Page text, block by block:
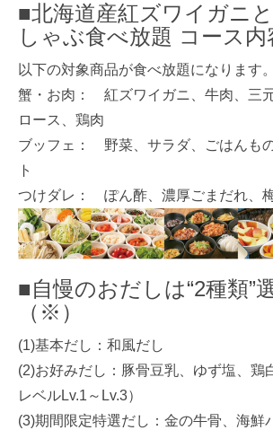
■北海道産紅ズワイガニ
しゃぶ食べ放題 コース内
以下の対象商品が食べ放題になります。
蟹・お肉： 紅ズワイガニ、牛肉、三
ロース、鶏肉
ブッフェ： 野菜、サラダ、ごはんも
ト
つけダレ： ぽん酢、濃厚ごまだれ、
■自慢のおだしは“2種類”
（※）
(1)基本だし：和風だし
(2)お好みだし：豚骨豆乳、ゆず塩、鶏
レベルLv.1～Lv.3）
(3)期間限定特選だし：金の牛骨、海鮮